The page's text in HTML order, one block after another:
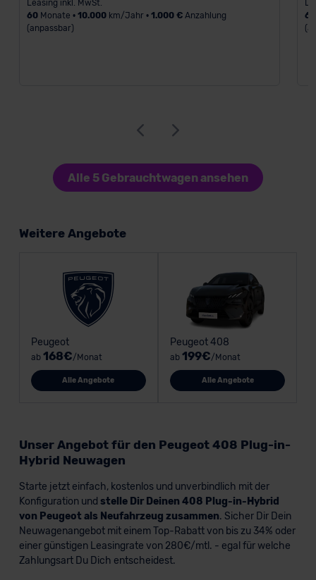
Leasing inkl. MwSt.
60Monate • 10.000km/Jahr • 1.000 €Anzahlung
(anpassbar)
60
Alle 5 Gebrauchtwagen ansehen
Weitere Angebote
Peugeot
ab 168€/Monat
Alle Angebote
Peugeot 408
ab 199€/Monat
Alle Angebote
Unser Angebot für den Peugeot 408 Plug-in-
Hybrid Neuwagen
Starte jetzt einfach, kostenlos und unverbindlich mit der
Konfiguration und stelle Dir Deinen 408 Plug-in-Hybrid
von Peugeot als Neufahrzeug zusammen. Sicher Dir Dein
Neuwagenangebot mit einem Top-Rabatt von bis zu 34% oder
einer günstigen Leasingrate von 280€/mtl. - egal für welche
Zahlungsart Du Dich entscheidest.